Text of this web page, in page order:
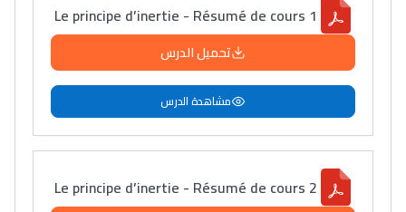
Le principe d’inertie - Résumé de cours 1
تحميل الدرس
مشاهدة الدرس
Le principe d’inertie - Résumé de cours 2